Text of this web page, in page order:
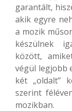
garantált,
akik egyre
a mozik
készülnek
között,
végül legjobb
két „oldalt”
szerint
mozikban.